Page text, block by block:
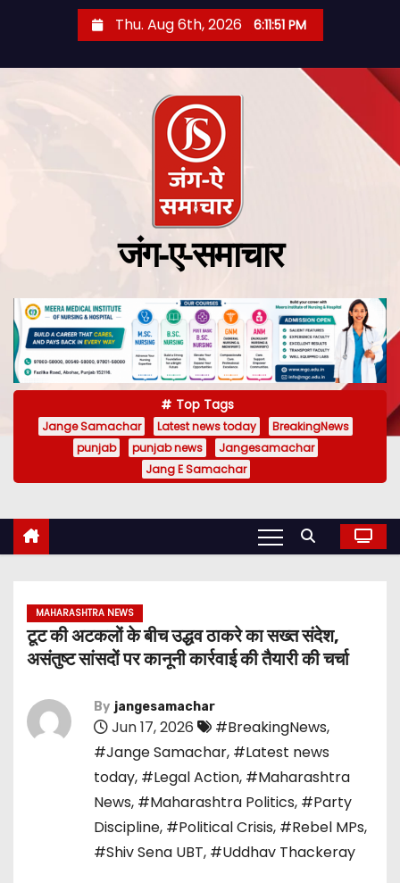
Thu. Aug 6th, 2026 6:11:52 PM
जंग-ए-समाचार
Top Tags
Jange Samachar Latest news today
BreakingNews
punjab
punjab news
Jangesamachar
Jang E Samachar
MAHARASHTRA NEWS
टूट की अटकलों के बीच उद्धव ठाकरे का सख्त संदेश,
असंतुष्ट सांसदों पर कानूनी कार्रवाई की तैयारी की चर्चा
By jangesamachar
Jun 17, 2026 #BreakingNews,
#Jange Samachar, #Latest news
today, #Legal Action, #Maharashtra
News, #Maharashtra Politics, #Party
Discipline, #Political Crisis, #Rebel MPs,
#Shiv Sena UBT, #Uddhav Thackeray